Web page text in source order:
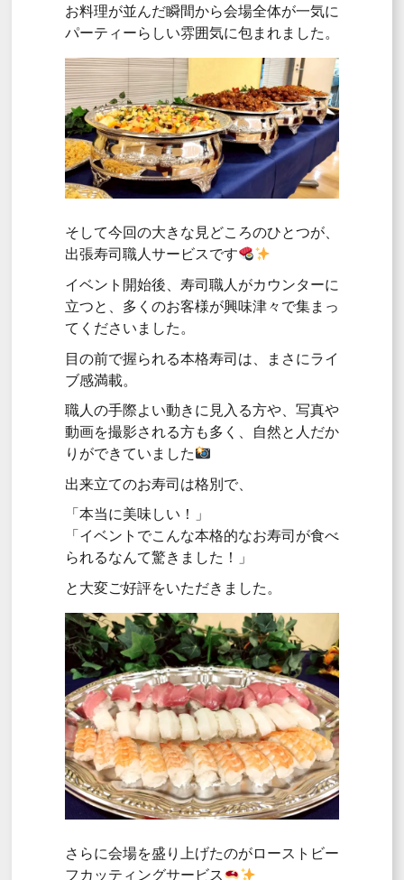
お料理が並んだ瞬間から会場全体が一気に
パーティーらしい雰囲気に包まれました。
そして今回の大きな見どころのひとつが、
出張寿司職人サービスです
イベント開始後、寿司職人がカウンターに
立つと、多くのお客様が興味津々で集まっ
てくださいました。
目の前で握られる本格寿司は、まさにライ
ブ感満載。
職人の手際よい動きに見入る方や、写真や
動画を撮影される方も多く、自然と人だか
りができていました
出来立てのお寿司は格別で、
「本当に美味しい！」
「イベントでこんな本格的なお寿司が食べ
られるなんて驚きました！」
と大変ご好評をいただきました。
さらに会場を盛り上げたのがローストビー
フカッティングサービス